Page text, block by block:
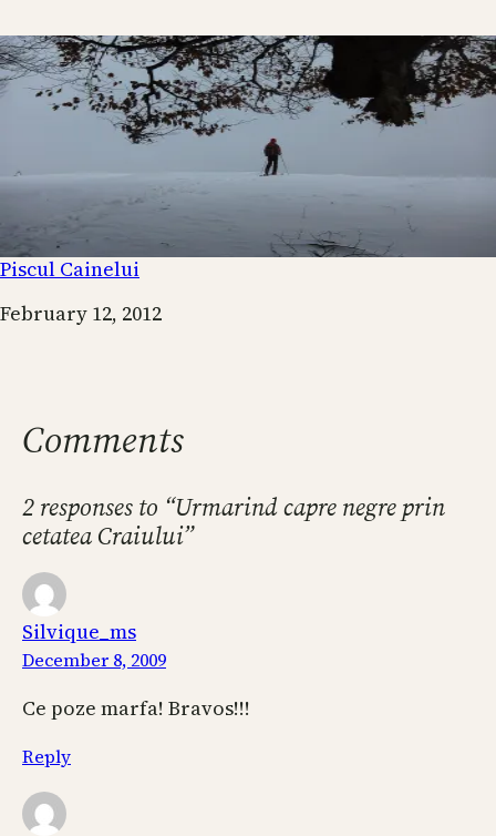
Piscul Cainelui
Date
February 12, 2012
Comments
2 responses to “Urmarind capre negre prin
cetatea Craiului”
Silvique_ms
December 8, 2009
Ce poze marfa! Bravos!!!
Reply